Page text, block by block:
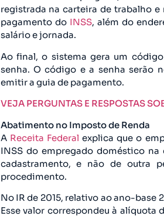
registrada na carteira de trabalho
pagamento do INSS, além do
salário e jornada.
Ao final, o sistema gera um
senha. O código e a senha serão
emitir a guia de pagamento.
VEJA PERGUNTAS E RESPOSTAS
Abatimento no Imposto de Renda
A Receita Federal explica que o
INSS do empregado doméstico na
cadastramento, e não de outra
procedimento.
No IR de 2015, relativo ao ano-base
Esse valor correspondeu à alíquota